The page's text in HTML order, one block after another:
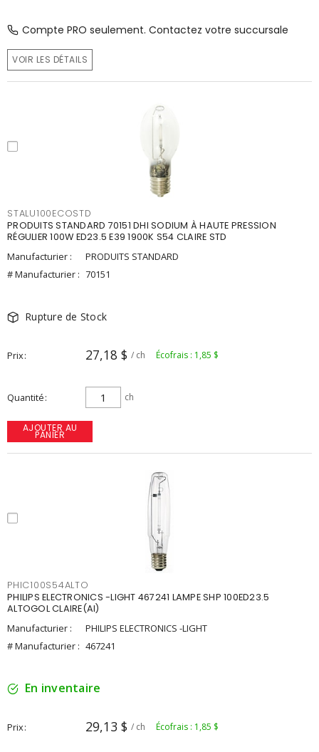
Compte PRO seulement. Contactez votre succursale
VOIR LES DÉTAILS
STALU100ECOSTD
PRODUITS STANDARD 70151 DHI SODIUM À HAUTE PRESSION
RÉGULIER 100W ED23.5 E39 1900K S54 CLAIRE STD
Manufacturier :
PRODUITS STANDARD
# Manufacturier : 70151
Rupture de Stock
Prix 27,18 $ / ch Écofrais : 1,85 $
Quantité ch
AJOUTER AU
PANIER
PHIC100S54ALTO
PHILIPS ELECTRONICS -LIGHT 467241 LAMPE SHP 100ED23.5
ALTOGOL CLAIRE(AI)
Manufacturier :
PHILIPS ELECTRONICS -LIGHT
# Manufacturier : 467241
En inventaire
Prix 29,13 $ / ch Écofrais : 1,85 $